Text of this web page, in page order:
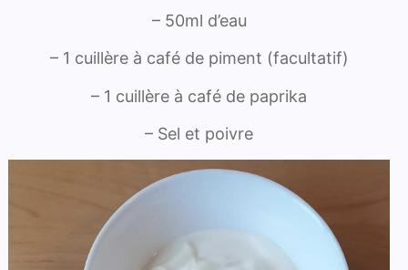
– 50ml d’eau
– 1 cuillère à café de piment (facultatif)
– 1 cuillère à café de paprika
– Sel et poivre